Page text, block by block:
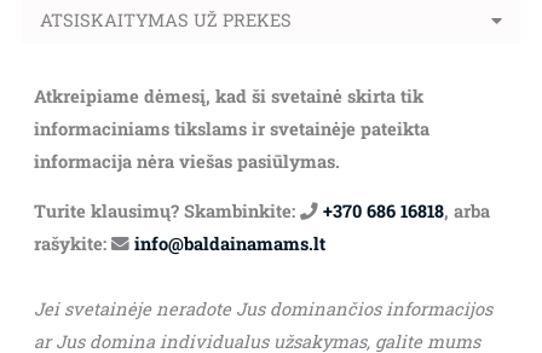
ATSISKAITYMAS UŽ PREKES
Atkreipiame dėmesį, kad ši svetainė skirta tik
informaciniams tikslams ir svetainėje pateikta
informacija nėra viešas pasiūlymas.
Turite klausimų? Skambinkite: +370 686 16818, arba
rašykite:
info@baldainamams.lt
Jei svetainėje neradote Jus dominančios informacijos
ar Jus domina individualus užsakymas, galite mums